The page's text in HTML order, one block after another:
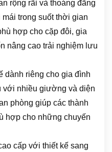
rộng rãi và thoáng đãng
trong suốt thời gian
hợp cho cặp đôi, gia
nâng cao trải nghiệm lưu
dành riêng cho gia đình
với nhiều giường và diện
phòng giúp các thành
hợp cho những chuyến
cấp với thiết kế sang